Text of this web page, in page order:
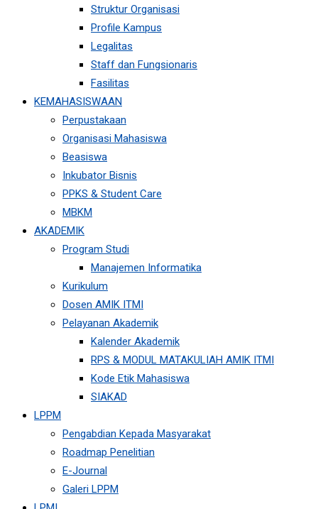
Struktur Organisasi
Profile Kampus
Legalitas
Staff dan Fungsionaris
Fasilitas
KEMAHASISWAAN
Perpustakaan
Organisasi Mahasiswa
Beasiswa
Inkubator Bisnis
PPKS & Student Care
MBKM
AKADEMIK
Program Studi
Manajemen Informatika
Kurikulum
Dosen AMIK ITMI
Pelayanan Akademik
Kalender Akademik
RPS & MODUL MATAKULIAH AMIK ITMI
Kode Etik Mahasiswa
SIAKAD
LPPM
Pengabdian Kepada Masyarakat
Roadmap Penelitian
E-Journal
Galeri LPPM